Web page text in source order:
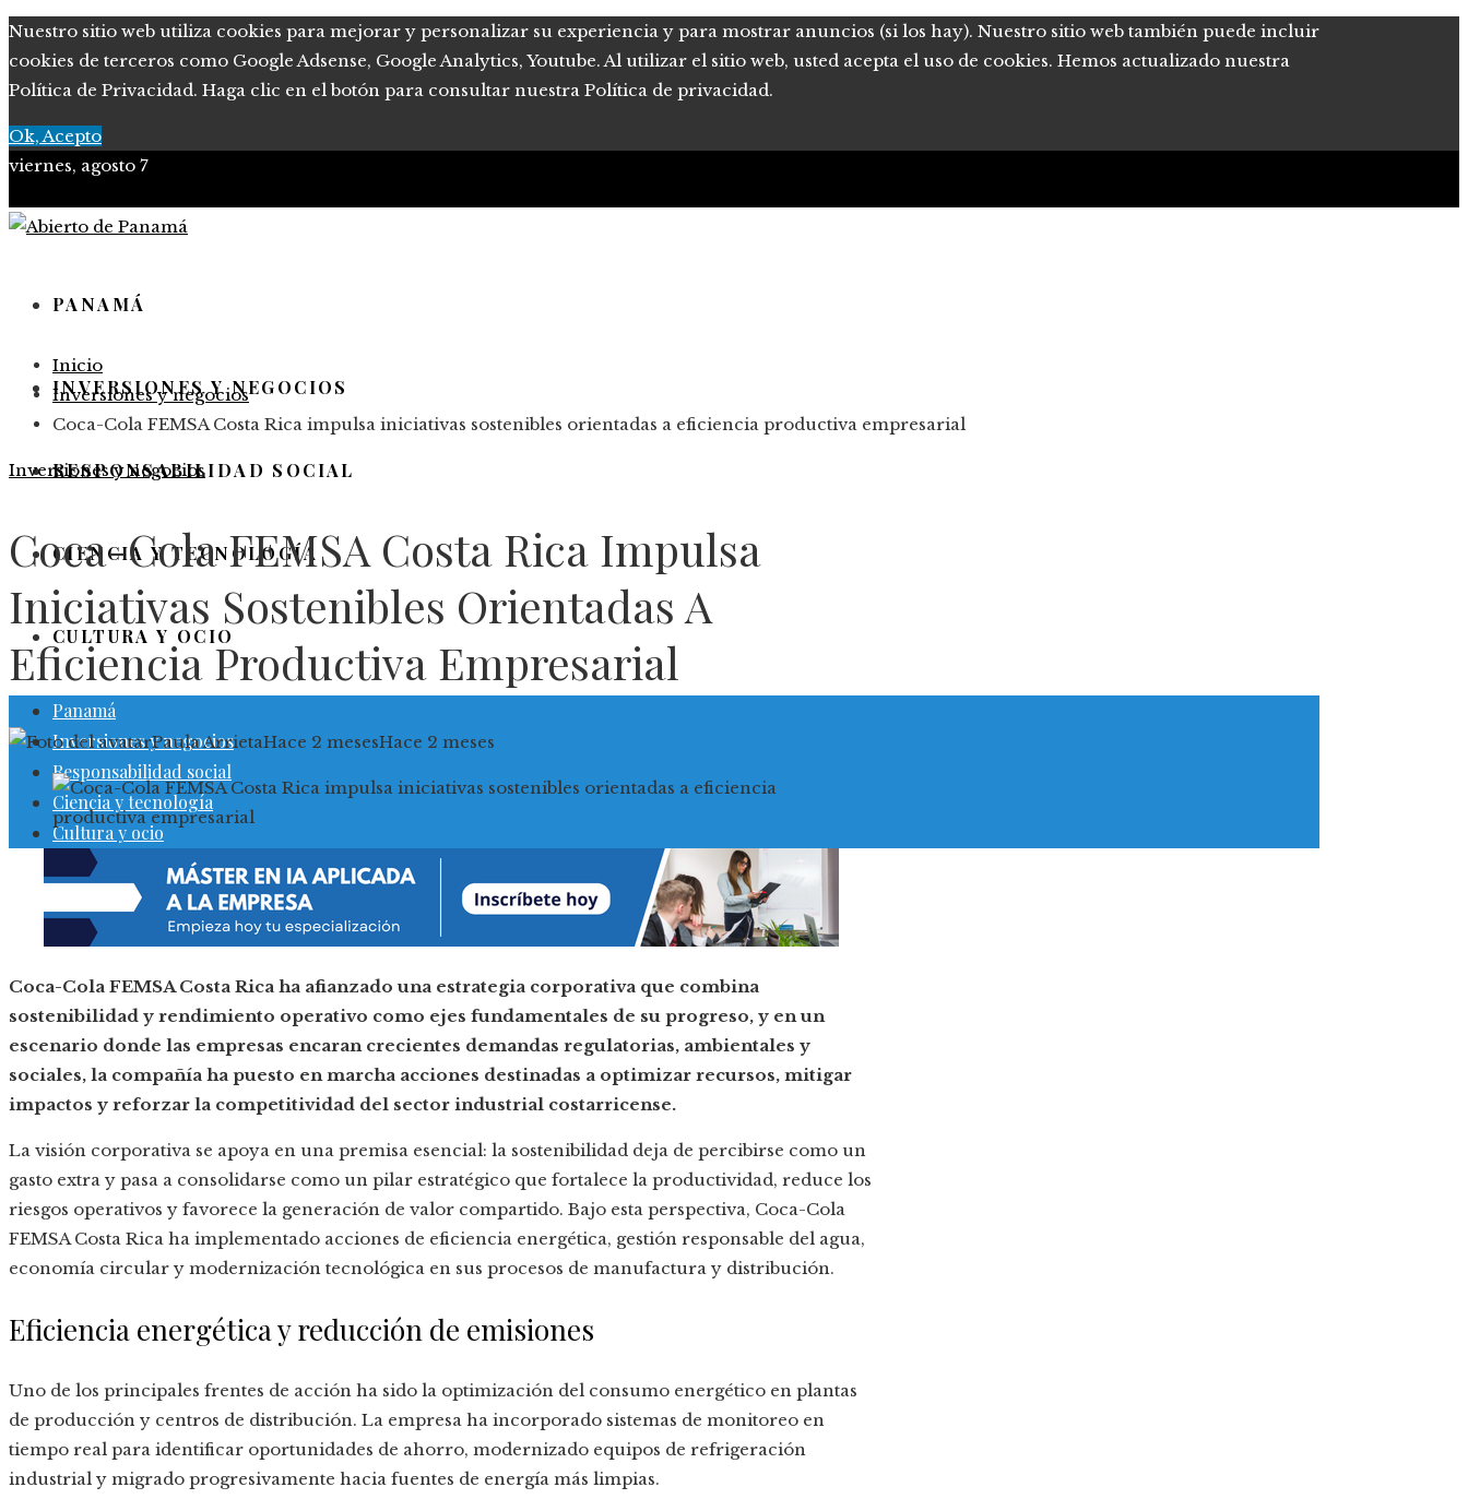
Nuestro sitio web utiliza cookies para mejorar y personalizar su experiencia y para mostrar anuncios (si los hay). Nuestro sitio web también puede incluir
cookies de terceros como Google Adsense, Google Analytics, Youtube. Al utilizar el sitio web, usted acepta el uso de cookies. Hemos actualizado nuestra
Política de Privacidad. Haga clic en el botón para consultar nuestra Política de privacidad.
Ok, Acepto
viernes, agosto 7
PANAMÁ
INVERSIONES Y NEGOCIOS
RESPONSABILIDAD SOCIAL
CIENCIA Y TECNOLOGÍA
CULTURA Y OCIO
Panamá
Inversiones y negocios
Responsabilidad social
Ciencia y tecnología
Cultura y ocio
Inicio
Inversiones y negocios
Coca-Cola FEMSA Costa Rica impulsa iniciativas sostenibles orientadas a eficiencia productiva empresarial
Inversiones y negocios
Coca-Cola FEMSA Costa Rica Impulsa
Iniciativas Sostenibles Orientadas A
Eficiencia Productiva Empresarial
Paula ArrietaHace 2 mesesHace 2 meses
Coca-Cola FEMSA Costa Rica ha afianzado una estrategia corporativa que combina
sostenibilidad y rendimiento operativo como ejes fundamentales de su progreso, y en un
escenario donde las empresas encaran crecientes demandas regulatorias, ambientales y
sociales, la compañía ha puesto en marcha acciones destinadas a optimizar recursos, mitigar
impactos y reforzar la competitividad del sector industrial costarricense.
La visión corporativa se apoya en una premisa esencial: la sostenibilidad deja de percibirse como un
gasto extra y pasa a consolidarse como un pilar estratégico que fortalece la productividad, reduce los
riesgos operativos y favorece la generación de valor compartido. Bajo esta perspectiva, Coca-Cola
FEMSA Costa Rica ha implementado acciones de eficiencia energética, gestión responsable del agua,
economía circular y modernización tecnológica en sus procesos de manufactura y distribución.
Eficiencia energética y reducción de emisiones
Uno de los principales frentes de acción ha sido la optimización del consumo energético en plantas
de producción y centros de distribución. La empresa ha incorporado sistemas de monitoreo en
tiempo real para identificar oportunidades de ahorro, modernizado equipos de refrigeración
industrial y migrado progresivamente hacia fuentes de energía más limpias.